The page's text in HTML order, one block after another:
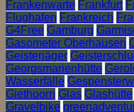
Frankenwarte Frankfurt
Flughafen Frankreich
G4Free Gamburg
Gasometer Oberhausen
Geisterjäger
Georgsmarienhütte
Wasserfälle
Giethoorn Glas Glashütte
Gravelbike